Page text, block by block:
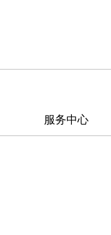
服务中心